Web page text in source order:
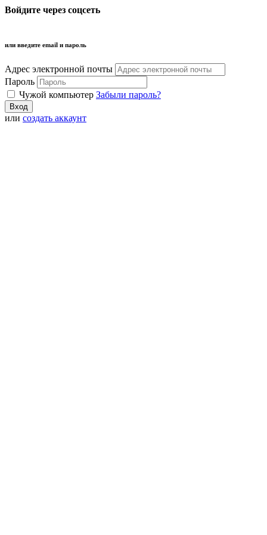
Войдите через соцсеть
или введите email и пароль
Адрес электронной почты
Пароль
Чужой компьютер Забыли пароль?
или создать аккаунт